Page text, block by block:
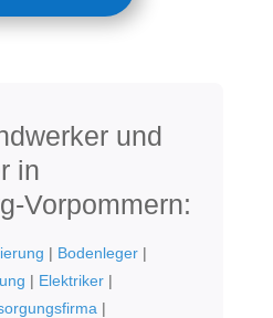
und
in
Vorpommern:
| Bodenleger|
| Elektriker|
|